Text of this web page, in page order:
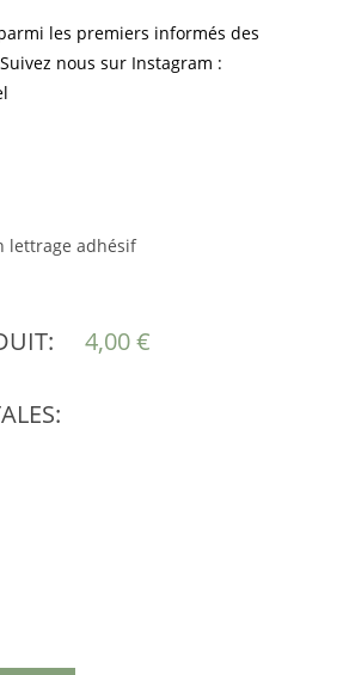
les premiers informés des
nous sur Instagram :
lettrage adhésif
4,00€